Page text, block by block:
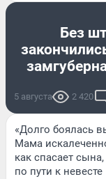
Без
5 августа 2 420
«Долго боялась
Мама
как спасает
по пути к невесте